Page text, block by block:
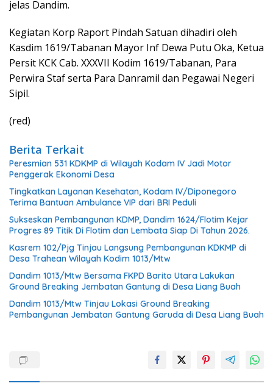
jelas Dandim.
Kegiatan Korp Raport Pindah Satuan dihadiri oleh
Kasdim 1619/Tabanan Mayor Inf Dewa Putu Oka, Ketua
Persit KCK Cab. XXXVII Kodim 1619/Tabanan, Para
Perwira Staf serta Para Danramil dan Pegawai Negeri
Sipil.
(red)
Berita Terkait
Peresmian 531 KDKMP di Wilayah Kodam IV Jadi Motor
Penggerak Ekonomi Desa
Tingkatkan Layanan Kesehatan, Kodam IV/Diponegoro
Terima Bantuan Ambulance VIP dari BRI Peduli
Sukseskan Pembangunan KDMP, Dandim 1624/Flotim Kejar
Progres 89 Titik Di Flotim dan Lembata Siap Di Tahun 2026.
Kasrem 102/Pjg Tinjau Langsung Pembangunan KDKMP di
Desa Trahean Wilayah Kodim 1013/Mtw
Dandim 1013/Mtw Bersama FKPD Barito Utara Lakukan
Ground Breaking Jembatan Gantung di Desa Liang Buah
Dandim 1013/Mtw Tinjau Lokasi Ground Breaking
Pembangunan Jembatan Gantung Garuda di Desa Liang Buah